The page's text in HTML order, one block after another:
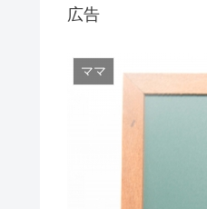
広告
ママ